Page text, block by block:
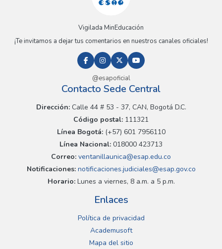
Vigilada MinEducación
¡Te invitamos a dejar tus comentarios en nuestros canales oficiales!
@esapoficial
Contacto Sede Central
Dirección:Calle 44 # 53 - 37, CAN, Bogotá D.C.
Código postal: 111321
Línea Bogotá:(+57) 601 7956110
Línea Nacional: 018000 423713
Correo: ventanillaunica@esap.edu.co
Notificaciones:notificaciones.judiciales@esap.gov.co
Horario:Lunes a viernes, 8 a.m. a 5 p.m.
Enlaces
Política de privacidad
Academusoft
Mapa del sitio